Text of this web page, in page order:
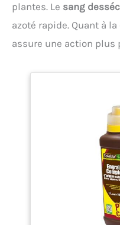
plantes. Le sang
azoté rapide. Quant à la
assure une action plus